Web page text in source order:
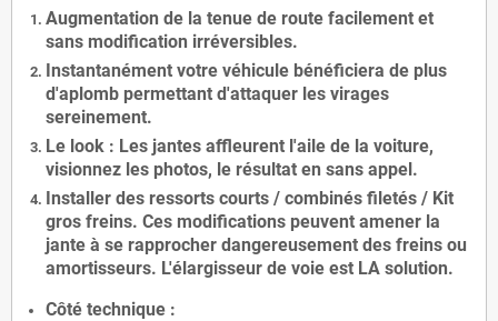
Augmentation de la tenue de route facilement et
sans modification irréversibles.
Instantanément votre véhicule bénéficiera de plus
d'aplomb permettant d'attaquer les virages
sereinement.
Le look : Les jantes affleurent l'aile de la voiture,
visionnez les photos, le résultat en sans appel.
Installer des ressorts courts / combinés filetés / Kit
gros freins. Ces modifications peuvent amener la
jante à se rapprocher dangereusement des freins ou
amortisseurs. L'élargisseur de voie est LA solution.
Côté technique :